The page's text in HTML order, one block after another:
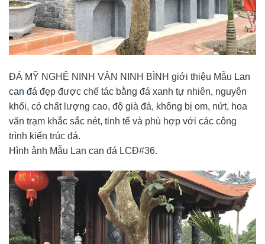
ĐÁ MỸ NGHỆ NINH VÂN NINH BÌNH giới thiệu Mẫu Lan
can đá đẹp được chế tác bằng đá xanh tự nhiên, nguyên
khối, có chất lượng cao, độ già đá, không bị om, nứt, hoa
văn trạm khắc sắc nét, tinh tế và phù hợp với các công
trình kiến trúc đá.
Hình ảnh Mẫu Lan can đá LCĐ#36.